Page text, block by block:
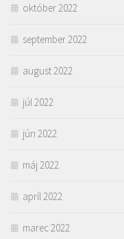
október 2022
september 2022
august 2022
júl 2022
jún 2022
máj 2022
apríl 2022
marec 2022